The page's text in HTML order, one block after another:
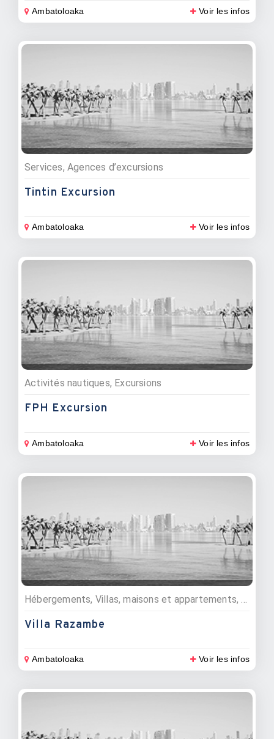
Ambatoloaka Voir les infos
Services, Agences d’excursions
Tintin Excursion
Ambatoloaka Voir les infos
Activités nautiques, Excursions
FPH Excursion
Ambatoloaka Voir les infos
Villa Razambe
Ambatoloaka Voir les infos